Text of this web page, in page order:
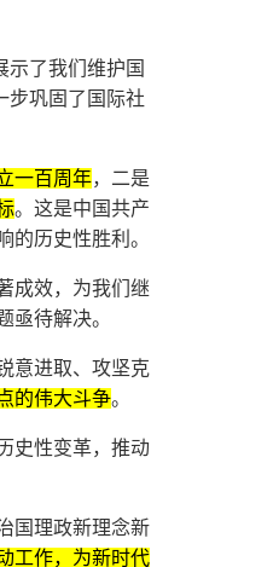
示了我们维护国
步巩固了国际社
一百周年，二是
。这是中国共产
历史性胜利。
成效，为我们继
待解决。
意进取、攻坚克
的伟大斗争。
史性变革，推动
国理政新理念新
工作，为新时代